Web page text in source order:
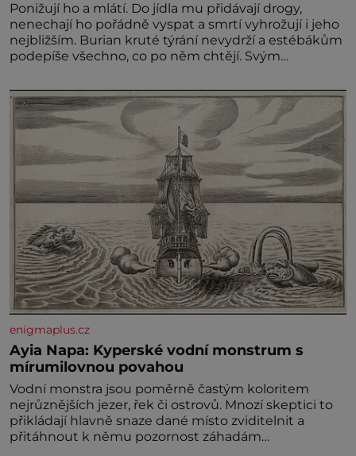
Ponižují ho a mlátí. Do jídla mu přidávají drogy,
nenechají ho pořádně vyspat a smrtí vyhrožují i jeho
nejbližším. Burian kruté týrání nevydrží a estébákům
podepíše všechno, co po něm chtějí. Svým
výslechů nikdo nevyvíjel fyzický ani psychický nátlak.
Syn brněnského řezníka chce být knězem a
enigmaplus.cz
Ayia Napa: Kyperské vodní monstrum s
mírumilovnou povahou
Vodní monstra jsou poměrně častým koloritem
nejrůznějších jezer, řek či ostrovů. Mnozí skeptici to
přikládají hlavně snaze dané místo zviditelnit a
přitáhnout k němu pozornost záhadám